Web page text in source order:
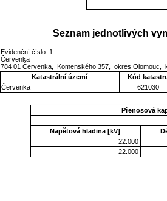
Seznam jednotlivých
Evidenční číslo: 1
Červenka
784 01 Červenka, Komenského 357, okres Olomouc,
Katastrální území
Kód
Červenka
621030
Přenosová
Napětová hladina [kV]
22.000
22.000